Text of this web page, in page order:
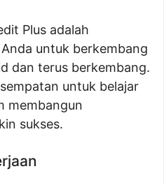
Plus adalah
untuk berkembang
dan terus berkembang.
untuk belajar
membangun
sukses.